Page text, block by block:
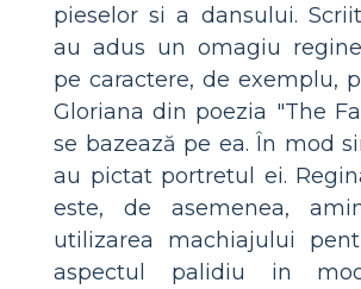
pieselor si a dansului.
au adus un omagiu
pe caractere, de exemplu,
Gloriana din poezia "The
se bazează pe ea. În mod
au pictat portretul ei.
este, de asemenea,
utilizarea machiajului
aspectul palidiu in